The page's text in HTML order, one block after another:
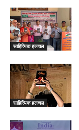
साहित्यिक हलचल
साहित्यिक हलचल